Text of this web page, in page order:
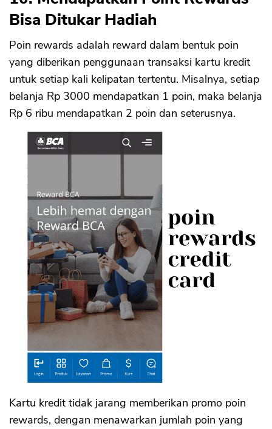
Bisa Ditukar Hadiah
Poin rewards adalah reward dalam bentuk poin
yang diberikan penggunaan transaksi kartu kredit
untuk setiap kali kelipatan tertentu. Misalnya, setiap
belanja Rp 3000 mendapatkan 1 poin, maka belanja
Rp 6 ribu mendapatkan 2 poin dan seterusnya.
Kartu kredit tidak jarang memberikan promo poin
rewards, dengan menawarkan jumlah poin yang